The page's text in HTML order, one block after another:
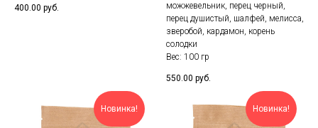
400.00 руб.
можжевельник, перец черный,
перец душистый, шалфей, мелисса,
зверобой, кардамон, корень
солодки
Вес: 100 гр
550.00 руб.
Новинка! Новинка!